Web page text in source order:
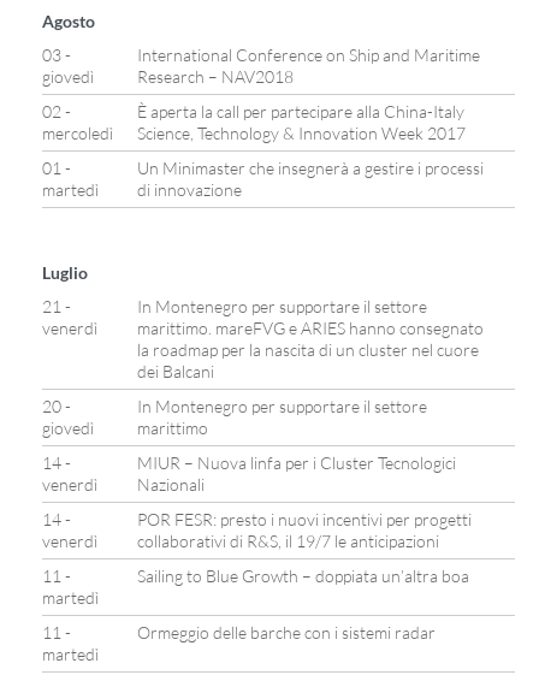
Agosto
03 -
giovedì
International Conference on Ship and Maritime
Research – NAV2018
02 -
mercoledì
È aperta la call per partecipare alla China-Italy
Science, Technology & Innovation Week 2017
01 -
martedì
Un Minimaster che insegnerà a gestire i processi
di innovazione
Luglio
21 -
venerdì
In Montenegro per supportare il settore
marittimo. mareFVG e ARIES hanno consegnato
la roadmap per la nascita di un cluster nel cuore
dei Balcani
20 -
giovedì
In Montenegro per supportare il settore
marittimo
14 -
venerdì
MIUR – Nuova linfa per i Cluster Tecnologici
Nazionali
14 -
venerdì
POR FESR: presto i nuovi incentivi per progetti
collaborativi di R&S, il 19/7 le anticipazioni
11 -
martedì
Sailing to Blue Growth – doppiata un’altra boa
11 -
martedì
Ormeggio delle barche con i sistemi radar